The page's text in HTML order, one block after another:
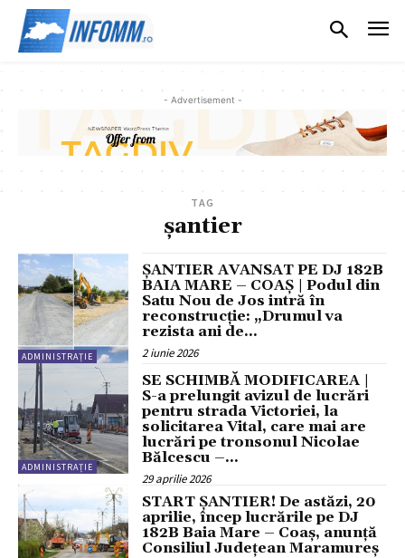
- Advertisement -
TAG
șantier
ADMINISTRAȚIE
ȘANTIER AVANSAT PE DJ 182B
BAIA MARE – COAȘ | Podul din
Satu Nou de Jos intră în
reconstrucție: „Drumul va
rezista ani de...
2 iunie 2026
ADMINISTRAȚIE
SE SCHIMBĂ MODIFICAREA |
S-a prelungit avizul de lucrări
pentru strada Victoriei, la
solicitarea Vital, care mai are
lucrări pe tronsonul Nicolae
Bălcescu –...
29 aprilie 2026
START ȘANTIER! De astăzi, 20
aprilie, încep lucrările pe DJ
182B Baia Mare – Coaș, anunță
Consiliul Județean Maramureș